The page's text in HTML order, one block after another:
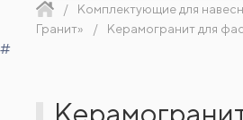
Комплектующие для
Гранит»
Керамогранит для
#